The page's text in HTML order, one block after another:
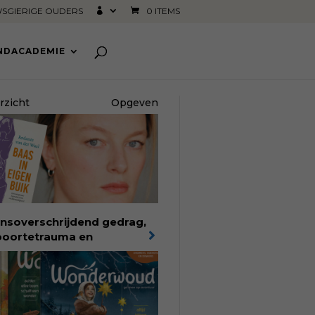
OUDERS 0 ITEMS
Opgeven
gedrag,
en
in de
in Baas in eigen
verbindt filosoof en
Rodante van der
persoonlijke ervaringen